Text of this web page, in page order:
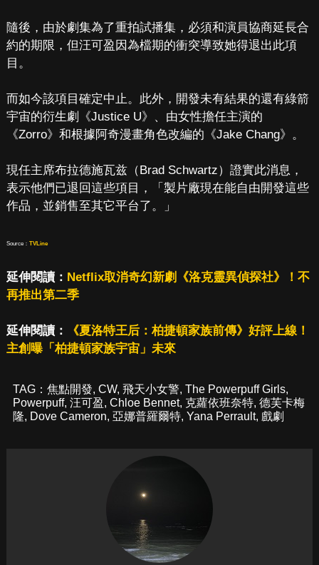
隨後，由於劇集為了重拍試播集，必須和演員協商延長合
約的期限，但汪可盈因為檔期的衝突導致她得退出此項
目。
而如今該項目確定中止。此外，開發未有結果的還有綠箭
宇宙的衍生劇《Justice U》、由女性擔任主演的
《Zorro》和根據阿奇漫畫角色改編的《Jake Chang》。
現任主席布拉德施瓦兹（Brad Schwartz）證實此消息，
表示他們已退回這些項目，「製片廠現在能自由開發這些
作品，並銷售至其它平台了。」
Source： TVLine
延伸閱讀： Netflix取消奇幻新劇《洛克靈異偵探社》！不
再推出第二季
延伸閱讀：
《夏洛特王后：柏捷頓家族前傳》好評上線！
主創曝「柏捷頓家族宇宙」未來
TAG： 焦點開發, CW, 飛天小女警, The Powerpuff Girls,
Powerpuff, 汪可盈, Chloe Bennet, 克蘿依班奈特, 德芙卡梅
隆, Dove Cameron, 亞娜普羅爾特, Yana Perrault, 戲劇